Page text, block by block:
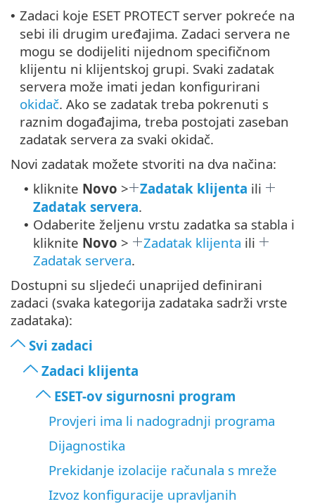
• Zadaci koje ESET PROTECT server pokreće na
sebi ili drugim uređajima. Zadaci servera ne
mogu se dodijeliti nijednom specifičnom
klijentu ni klijentskoj grupi. Svaki zadatak
servera može imati jedan konfigurirani
okidač. Ako se zadatak treba pokrenuti s
raznim događajima, treba postojati zaseban
zadatak servera za svaki okidač.
Novi zadatak možete stvoriti na dva načina:
• kliknite Novo > Zadatak klijenta ili
Zadatak servera.
• Odaberite željenu vrstu zadatka sa stabla i
kliknite Novo > Zadatak klijenta ili
Zadatak servera.
Dostupni su sljedeći unaprijed definirani
zadaci (svaka kategorija zadataka sadrži vrste
zadataka):
Svi zadaci
Zadaci klijenta
ESET-ov sigurnosni program
Provjeri ima li nadogradnji programa
Dijagnostika
Prekidanje izolacije računala s mreže
Izvoz konfiguracije upravljanih